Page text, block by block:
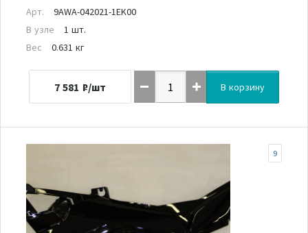
Арт.
9AWA-042021-1EK00
В узле
1 шт.
Вес
0.631 кг
7 581 ₽/шт В корзину
9